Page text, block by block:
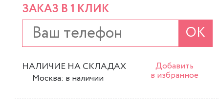
ЗАКАЗ В 1 КЛИК
ОК
НАЛИЧИЕ НА СКЛАДАХ
Москва: в наличии
Добавить
в избранное